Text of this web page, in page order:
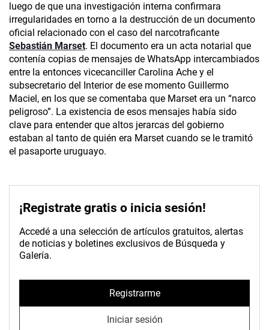
luego de que una investigación interna confirmara
irregularidades en torno a la destrucción de un documento
oficial relacionado con el caso del narcotraficante
Sebastián Marset. El documento era un acta notarial que
contenía copias de mensajes de WhatsApp intercambiados
entre la entonces vicecanciller Carolina Ache y el
subsecretario del Interior de ese momento Guillermo
Maciel, en los que se comentaba que Marset era un “narco
peligroso”. La existencia de esos mensajes había sido
clave para entender que altos jerarcas del gobierno
estaban al tanto de quién era Marset cuando se le tramitó
el pasaporte uruguayo.
¡Registrate gratis o inicia sesión!
Accedé a una selección de artículos gratuitos, alertas
de noticias y boletines exclusivos de Búsqueda y
Galería.
Registrarme
Iniciar sesión